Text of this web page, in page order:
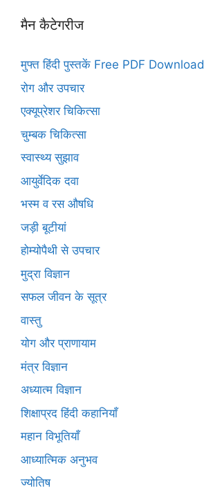
मैन कैटेगरीज
मुफ्त हिंदी पुस्तकें Free PDF Download
रोग और उपचार
एक्यूप्रेशर चिकित्सा
चुम्बक चिकित्सा
स्वास्थ्य सुझाव
आयुर्वेदिक दवा
भस्म व रस औषधि
जड़ी बूटीयां
होम्योपैथी से उपचार
मुद्रा विज्ञान
सफल जीवन के सूत्र
वास्तु
योग और प्राणायाम
मंत्र विज्ञान
अध्यात्म विज्ञान
शिक्षाप्रद हिंदी कहानियाँ
महान विभूतियाँ
आध्यात्मिक अनुभव
ज्योतिष